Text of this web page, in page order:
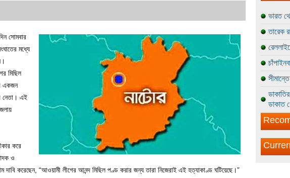
সোমবার
মধ্যে
মিছিল
একজন
নেতা। এই
করে
ও
দাবি করেছেন, “আওয়ামী লীগের আনন্দ মিছিল পণ্ড করার জন্য তারা নিজেরাই এই হত্যাকাণ্ড ঘটিয়েছে।”
ভারত
তারেক
ডাকাত